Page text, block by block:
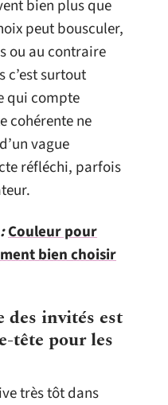
bien plus que
peut bousculer,
ou au contraire
c’est surtout
qui compte
cohérente ne
vague
réfléchi, parfois
Couleur pour
bien choisir
invités est
tête pour les
très tôt dans